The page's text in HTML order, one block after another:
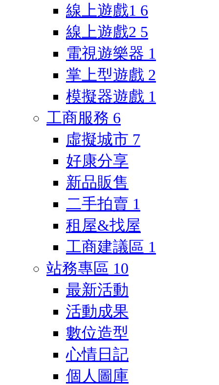
線上遊戲1 6
線上遊戲2 5
電視遊樂器 1
掌上型遊戲 2
模擬器遊戲 1
工商服務 6
虛擬城市 7
好康分享
新品販售
二手拍賣 1
租屋&找屋
工商建議區 1
站務專區 10
最新活動
活動成果
數位造型
心情日記
個人圖庫